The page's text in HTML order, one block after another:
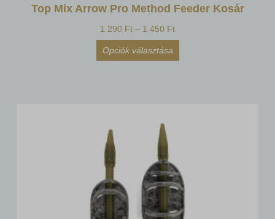
Top Mix Arrow Pro Method Feeder Kosár
1 290 Ft – 1 450 Ft
Opciók választása